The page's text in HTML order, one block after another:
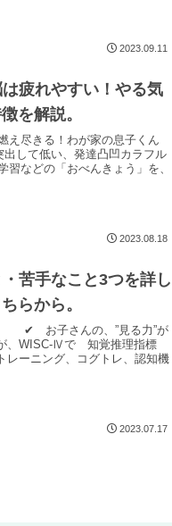
2023.09.11
疲れやすい！やる気
を解説。
え尽きる！わが家の息子くん
して低い、発達凸凹カラフル
などの「おべんきょう」を、
2023.08.18
苦手なこと3つを詳し
らから。
✔ お子さんの、”見る力”が
、WISC-Ⅳで 知覚推理指標
ーニング、コグトレ、認知機
2023.07.17